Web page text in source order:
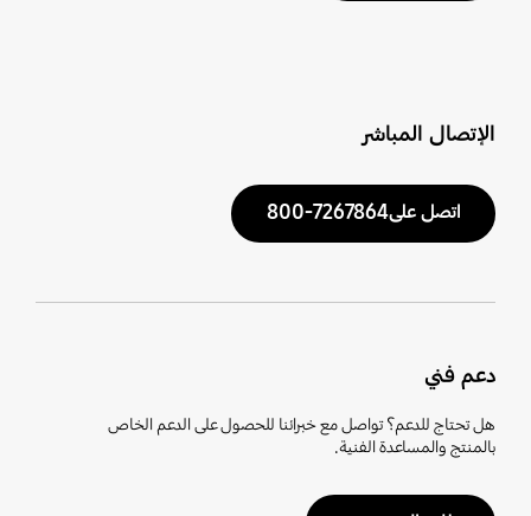
الإتصال المباشر
اتصل على7267864-800
دعم فني
هل تحتاج للدعم؟ تواصل مع خبرائنا للحصول على الدعم الخاص
بالمنتج والمساعدة الفنية.